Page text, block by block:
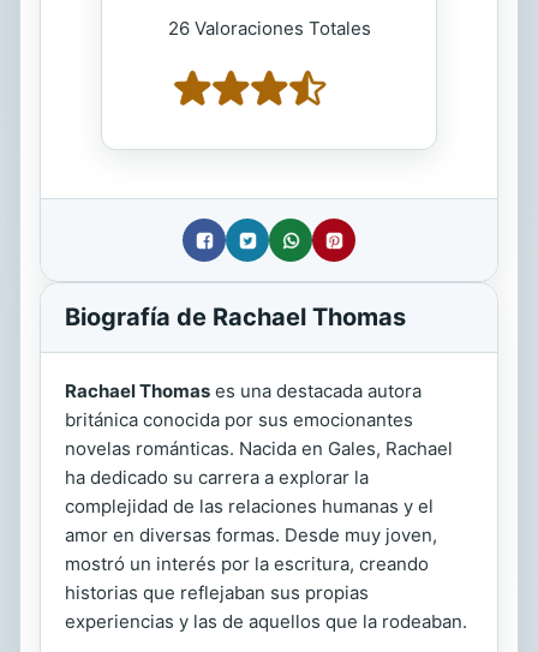
26 Valoraciones Totales
Biografía de Rachael Thomas
Rachael Thomas es una destacada autora
británica conocida por sus emocionantes
novelas románticas. Nacida en Gales, Rachael
ha dedicado su carrera a explorar la
complejidad de las relaciones humanas y el
amor en diversas formas. Desde muy joven,
mostró un interés por la escritura, creando
historias que reflejaban sus propias
experiencias y las de aquellos que la rodeaban.